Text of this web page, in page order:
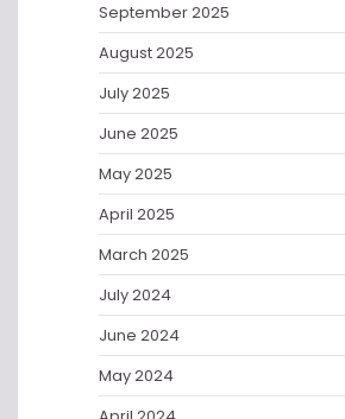
September 2025
August 2025
July 2025
June 2025
May 2025
April 2025
March 2025
July 2024
June 2024
May 2024